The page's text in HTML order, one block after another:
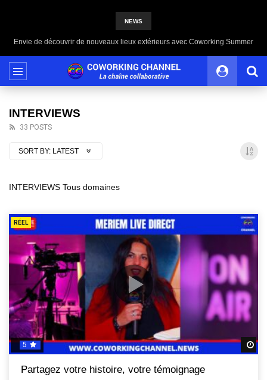
NEWS
Envie de découvrir de nouveaux lieux extérieurs avec Coworking Summer
INTERVIEWS
33 POSTS
SORT BY: LATEST
INTERVIEWS Tous domaines
RÉEL
5
Partagez votre histoire, votre témoignage